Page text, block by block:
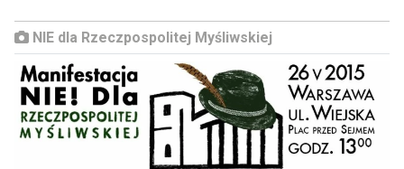
NIE dla Rzeczpospolitej Myśliwskiej